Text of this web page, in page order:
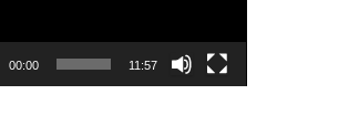
00:00 11:57